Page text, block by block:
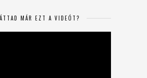
MÁR EZT A VIDEÓT?